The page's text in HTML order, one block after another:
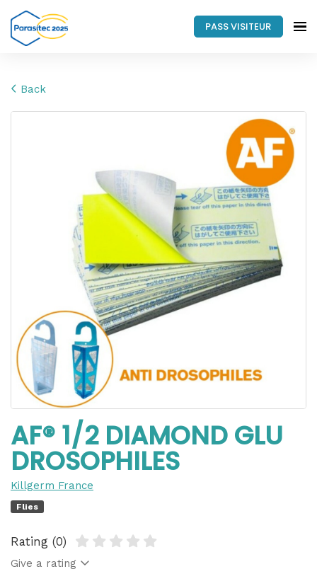
PASS VISITEUR
Back
AF® 1/2 DIAMOND GLU
DROSOPHILES
Killgerm France
Flies
Rating (0)
Give a rating